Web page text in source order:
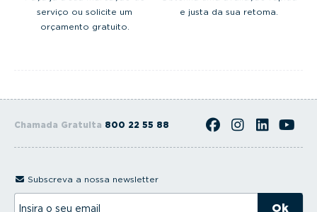
serviço ou solicite um
orçamento gratuito.
e justa da sua retoma.
Chamada Gratuita 800 22 55 88
Subscreva a nossa newsletter